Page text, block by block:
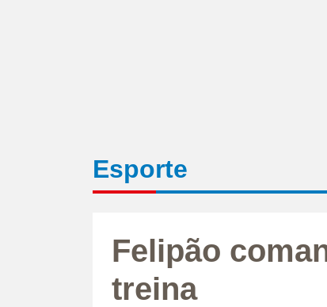
Esporte
Felipão
treina